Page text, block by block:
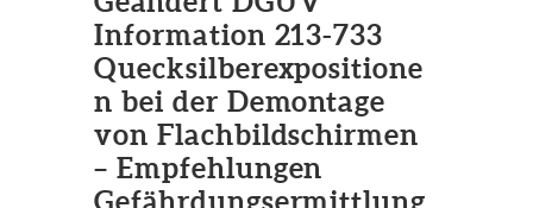
Information 213-733
Quecksilberexpositione
n bei der Demontage
von Flachbildschirmen
– Empfehlungen
Gefährdungsermittlung